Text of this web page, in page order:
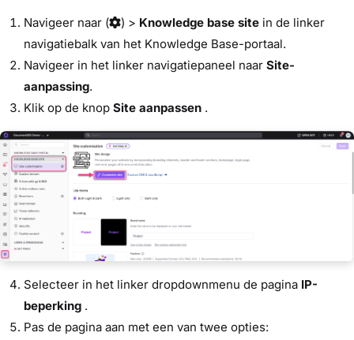
Navigeer naar ( ) > Knowledge base site in de linker
navigatiebalk van het Knowledge Base-portaal.
Navigeer in het linker navigatiepaneel naar Site-
aanpassing.
Klik op de knop Site aanpassen .
Selecteer in het linker dropdownmenu de pagina IP-
beperking .
Pas de pagina aan met een van twee opties: